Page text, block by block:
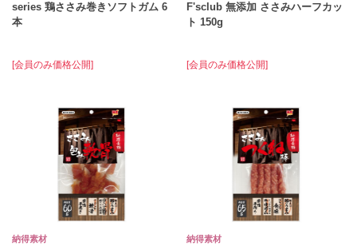
series 鶏ささみ巻きソフトガム 6
本
[会員のみ価格公開]
F'sclub 無添加 ささみハーフカッ
ト 150g
[会員のみ価格公開]
納得素材 納得素材